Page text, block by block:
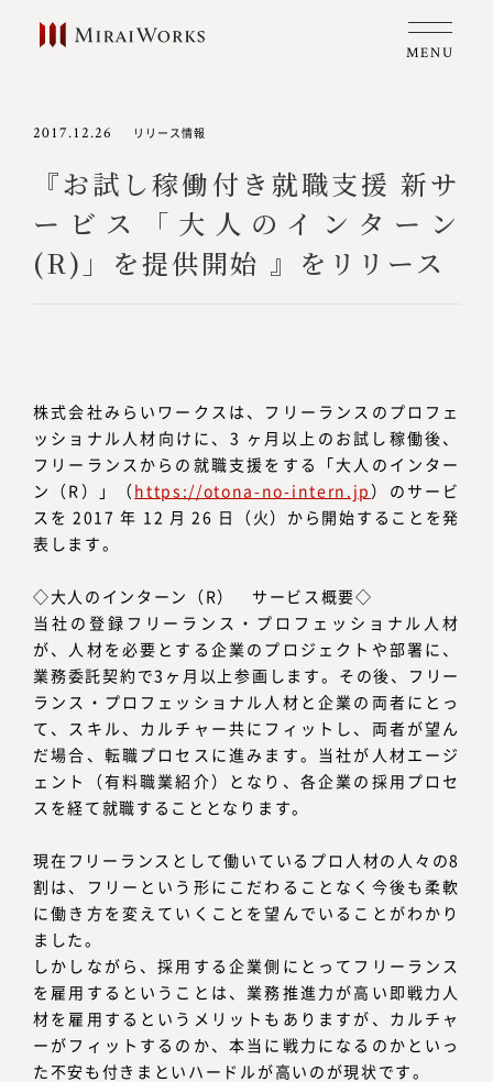
MENU
2017.12.26 リリース情報
『お試し稼働付き就職支援 新サ
ービス「大人のインターン
(R)」を提供開始 』をリリース
株式会社みらいワークスは、フリーランスのプロフェ
ッショナル人材向けに、3 ヶ月以上のお試し稼働後、
フリーランスからの就職支援をする「大人のインター
ン（R）」（https://otona-no-intern.jp）のサービ
スを 2017 年 12 月 26 日（火）から開始することを発
表します。
◇大人のインターン（R） サービス概要◇
当社の登録フリーランス・プロフェッショナル人材
が、人材を必要とする企業のプロジェクトや部署に、
業務委託契約で3ヶ月以上参画します。その後、フリー
ランス・プロフェッショナル人材と企業の両者にとっ
て、スキル、カルチャー共にフィットし、両者が望ん
だ場合、転職プロセスに進みます。当社が人材エージ
ェント（有料職業紹介）となり、各企業の採用プロセ
スを経て就職することとなります。
現在フリーランスとして働いているプロ人材の人々の8
割は、フリーという形にこだわることなく今後も柔軟
に働き方を変えていくことを望んでいることがわかり
ました。
しかしながら、採用する企業側にとってフリーランス
を雇用するということは、業務推進力が高い即戦力人
材を雇用するというメリットもありますが、カルチャ
ーがフィットするのか、本当に戦力になるのかといっ
た不安も付きまといハードルが高いのが現状です。